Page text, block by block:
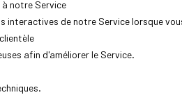
notre Service
de notre Service lorsque
afin d'améliorer le Service.